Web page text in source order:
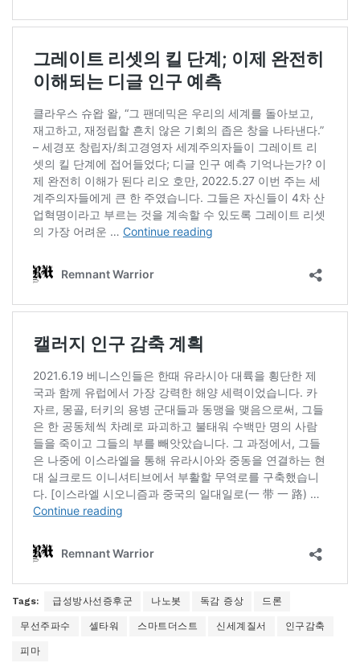
Tags: 급성방사선증후군 나노봇 독감 증상 드론
무선주파수 셀타워 스마트더스트 신세계질서 인구감축
피마